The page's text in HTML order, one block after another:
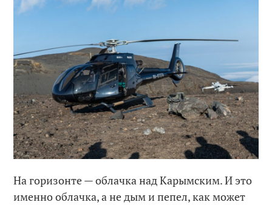
На горизонте — облачка над Карымским. И это
именно облачка, а не дым и пепел, как может